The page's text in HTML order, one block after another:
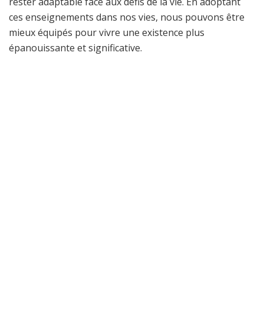
ces enseignements dans nos vies, nous pouvons être
mieux équipés pour vivre une existence plus
épanouissante et significative.